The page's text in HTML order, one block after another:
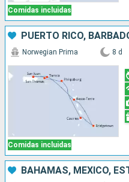
Comidas incluidas
Comidas incluidas
Norwegian Prima 8 d
BAHAMAS, MÉXICO,